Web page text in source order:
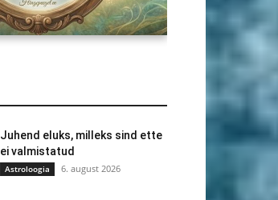
Juhend eluks, milleks sind ette
ei valmistatud
Astroloogia 6. august 2026